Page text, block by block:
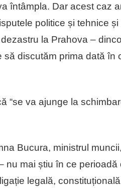
întâmpla. Dar acest caz
politice și tehnice
la Prahova –
discutăm prima dată în
“se va ajunge la
Bucura, ministrul
nu mai știu în ce perioadă
legală,